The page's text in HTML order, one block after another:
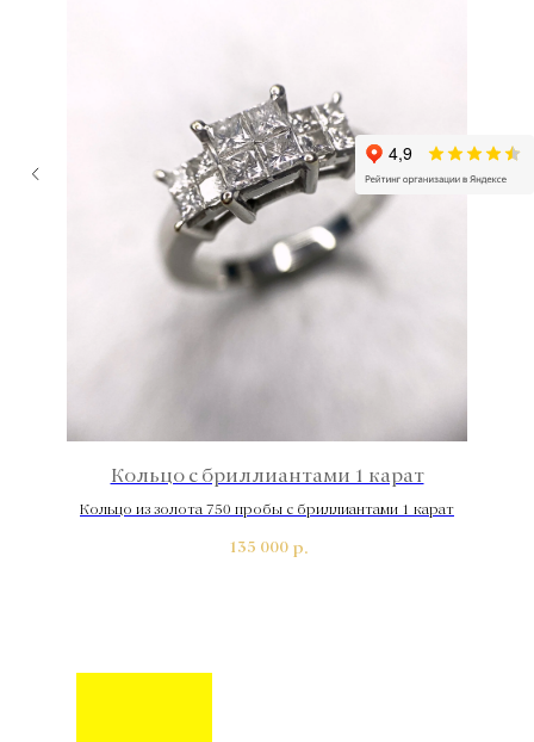
Кольцо с бриллиантами 1 карат
Кольцо из золота 750 пробы с бриллиантами 1 карат
135 000 р.